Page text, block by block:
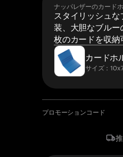
ナッパレザーのカード
スタイリッシュ
装、大胆なブルー
枚のカードを収納
カードホ
サイズ：
プロモーションコード